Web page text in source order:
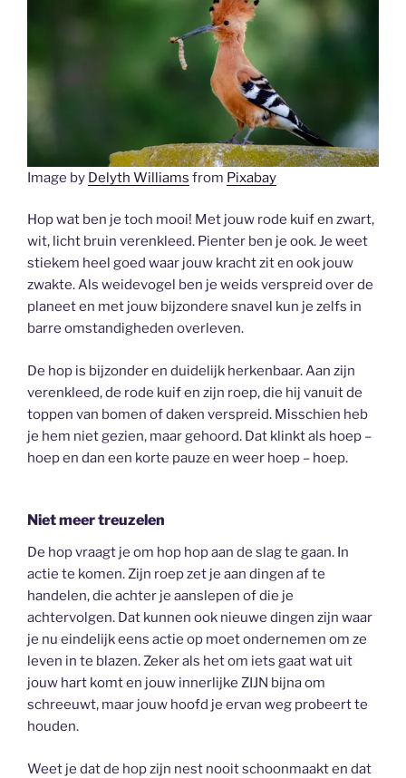
Image by Delyth Williams from Pixabay
Hop wat ben je toch mooi! Met jouw rode kuif en zwart,
wit, licht bruin verenkleed. Pienter ben je ook. Je weet
stiekem heel goed waar jouw kracht zit en ook jouw
zwakte. Als weidevogel ben je weids verspreid over de
planeet en met jouw bijzondere snavel kun je zelfs in
barre omstandigheden overleven.
De hop is bijzonder en duidelijk herkenbaar. Aan zijn
verenkleed, de rode kuif en zijn roep, die hij vanuit de
toppen van bomen of daken verspreid. Misschien heb
je hem niet gezien, maar gehoord. Dat klinkt als hoep –
hoep en dan een korte pauze en weer hoep – hoep.
Niet meer treuzelen
De hop vraagt je om hop hop aan de slag te gaan. In
actie te komen. Zijn roep zet je aan dingen af te
handelen, die achter je aanslepen of die je
achtervolgen. Dat kunnen ook nieuwe dingen zijn waar
je nu eindelijk eens actie op moet ondernemen om ze
leven in te blazen. Zeker als het om iets gaat wat uit
jouw hart komt en jouw innerlijke ZIJN bijna om
schreeuwt, maar jouw hoofd je ervan weg probeert te
houden.
Weet je dat de hop zijn nest nooit schoonmaakt en dat